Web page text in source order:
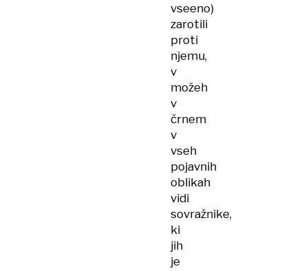
vseeno)
zarotili
proti
njemu,
v
možeh
v
črnem
v
vseh
pojavnih
oblikah
vidi
sovražnike,
ki
jih
je